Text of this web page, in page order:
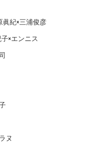
紀×三浦俊彦
×エンニス
ヌ